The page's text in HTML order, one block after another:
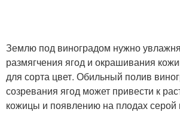
Землю под виноградом нужно
размягчения ягод и окрашивания
для сорта цвет. Обильный полив
созревания ягод может привести к
кожицы и появлению на плодах серой